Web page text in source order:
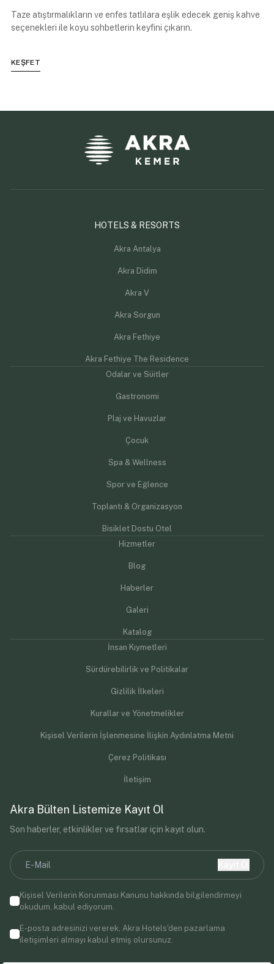
Taze atıştırmalıkların ve enfes tatlılara eşlik edecek geniş kahve
seçenekleri ile koyu sohbetlerin keyfini çıkarın.
KEŞFET
HOTELS & RESORTS
Akra Antalya
Akra Didim
Akra V
Akra Sorgun
Akra Fethiye
Akra Fethiye The Residence
Odalar ve Süitler
Gastronomi
Plaj ve Havuzlar
Çocuk
Spa & Wellness
Spor ve Eğlence
Toplantı & Organizasyon
Bisiklet Dostu Otel
Hizmetler
Blog
Haberler
Galeri
Katalog
İnsan Kıymetleri
Sürdürebilirlik ve Politikalar
Gizlilik İlkeleri
Kurallar ve Yönetmelikler
Kişisel Verilerin İşlenmesine İlişkin Aydınlatma Metni
Çerez Politikası
İletişim
Akra Bülten Listemize Kayıt Ol
Son haberler, etkinlikler ve fırsatlar için kayıt olun.
Kişisel Verilerin Korunması Kanunu hakkında bilgilendirmeyi
okudum, kabul ediyorum.
E-posta adresinizi vererek, Akra Hotels'den pazarlama
iletişimleri almayı kabul etmiş olursunuz.